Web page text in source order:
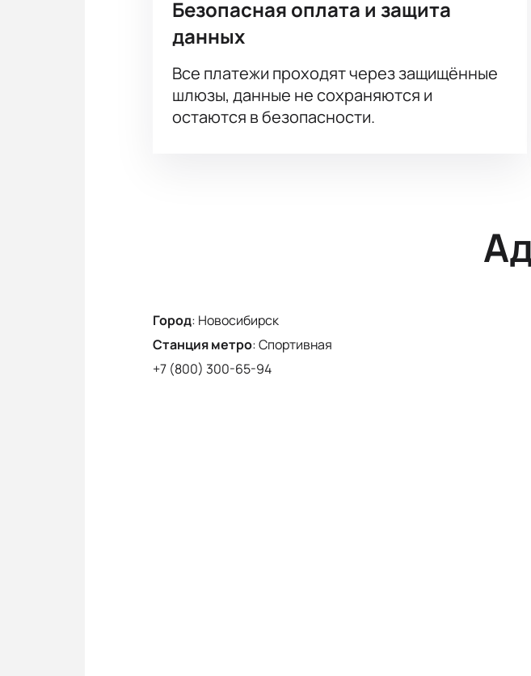
Безопасная оплата и защита
данных
Все платежи проходят через защищённые
шлюзы, данные не сохраняются и
остаются в безопасности.
Город: Новосибирск
Станция метро:Спортивная
+7 (800) 300-65-94